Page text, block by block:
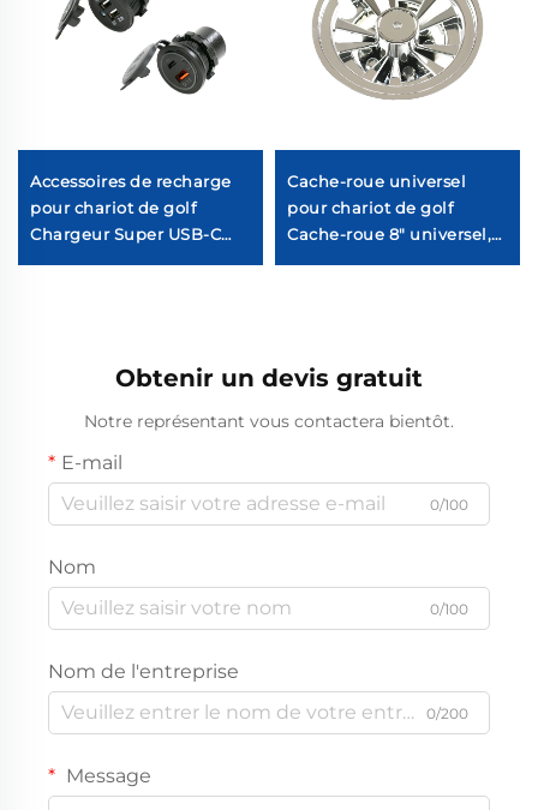
Accessoires de recharge
pour chariot de golf
Chargeur Super USB-C
Cache-roue universel
pour chariot de golf
Cache-roue 8" universel,
Obtenir un devis gratuit
Notre représentant vous contactera bientôt.
E-mail
0/100
Nom
0/100
Nom de l'entreprise
0/200
Message